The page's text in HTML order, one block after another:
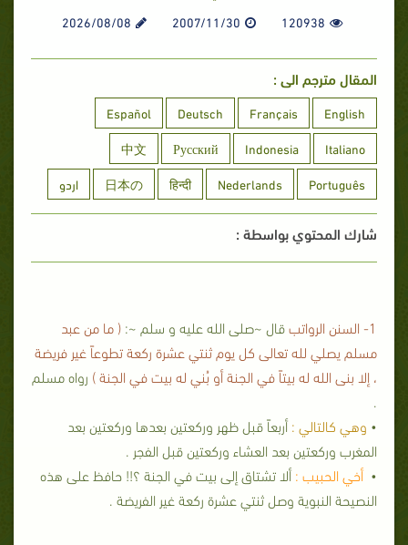
120938
2007/11/30
2026/08/08
المقال مترجم الى :
English
Français
Deutsch
Español
Italiano
Indonesia
Русский
中文
Português
Nederlands
हिन्दी
日本の اردو
شارك المحتوي بواسطة :
1- السنن الرواتب قال ~صلى الله عليه و سلم ~: ( ما من عبد
مسلم يصلي لله تعالى كل يوم ثنتي عشرة ركعة تطوعاً غير فريضة
، إلا بنى الله له بيتاً في الجنة أو بُني له بيت في الجنة ) رواه مسلم
.
• وهي كالتالي : أربعاً قبل ظهر وركعتين بعدها وركعتين بعد
المغرب وركعتين بعد العشاء وركعتين قبل الفجر .
• أخي الحبيب : ألا تشتاق إلى بيت في الجنة ؟!! حافظ على هذه
النصيحة النبوية وصل ثنتي عشرة ركعة غير الفريضة .